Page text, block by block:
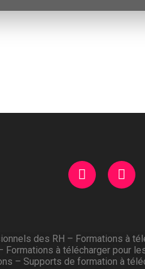
des RH – Formations à
Formations à télécharger pour
– Supports de formation à